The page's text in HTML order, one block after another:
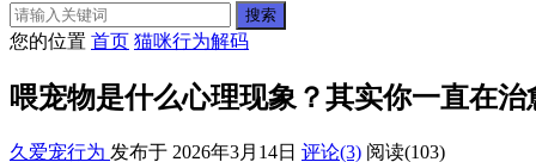
搜索
您的位置 首页 猫咪行为解码
喂宠物是什么心理现象？其实你一直在治
久爱宠行为 发布于 2026年3月14日 评论(3) 阅读(103)